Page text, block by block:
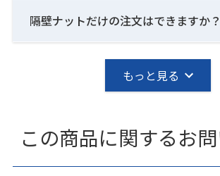
隔壁ナットだけの注文はできますか？
もっと見る
この商品に関するお